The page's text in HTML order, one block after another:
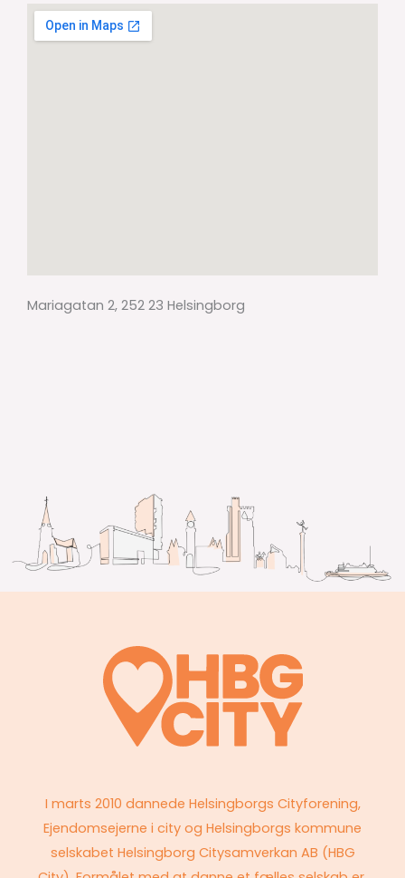
Mariagatan 2, 252 23 Helsingborg
I marts 2010 dannede Helsingborgs Cityforening,
Ejendomsejerne i city og Helsingborgs kommune
selskabet Helsingborg Citysamverkan AB (HBG